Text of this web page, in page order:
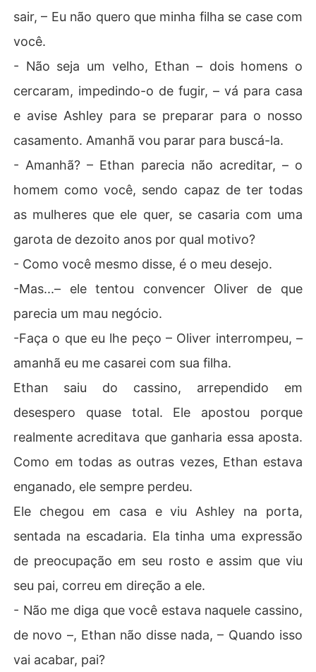
sair, – Eu não quero que minha filha se case com
você.
- Não seja um velho, Ethan – dois homens o
cercaram, impedindo-o de fugir, – vá para casa
e avise Ashley para se preparar para o nosso
casamento. Amanhã vou parar para buscá-la.
- Amanhã? – Ethan parecia não acreditar, – o
homem como você, sendo capaz de ter todas
as mulheres que ele quer, se casaria com uma
garota de dezoito anos por qual motivo?
- Como você mesmo disse, é o meu desejo.
-Mas...– ele tentou convencer Oliver de que
parecia um mau negócio.
-Faça o que eu lhe peço – Oliver interrompeu, –
amanhã eu me casarei com sua filha.
Ethan saiu do cassino, arrependido em
desespero quase total. Ele apostou porque
realmente acreditava que ganharia essa aposta.
Como em todas as outras vezes, Ethan estava
enganado, ele sempre perdeu.
Ele chegou em casa e viu Ashley na porta,
sentada na escadaria. Ela tinha uma expressão
de preocupação em seu rosto e assim que viu
seu pai, correu em direção a ele.
- Não me diga que você estava naquele cassino,
de novo –, Ethan não disse nada, – Quando isso
vai acabar, pai?